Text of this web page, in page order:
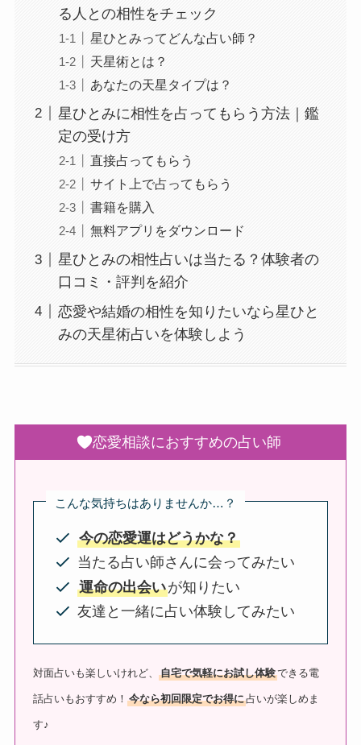
る人との相性をチェック
星ひとみってどんな占い師？
天星術とは？
あなたの天星タイプは？
星ひとみに相性を占ってもらう方法｜鑑
定の受け方
直接占ってもらう
サイト上で占ってもらう
書籍を購入
無料アプリをダウンロード
星ひとみの相性占いは当たる？体験者の
口コミ・評判を紹介
恋愛や結婚の相性を知りたいなら星ひと
みの天星術占いを体験しよう
恋愛相談におすすめの占い師
こんな気持ちはありませんか…？
今の恋愛運はどうかな？
当たる占い師さんに会ってみたい
運命の出会いが知りたい
友達と一緒に占い体験してみたい
対面占いも楽しいけれど、自宅で気軽にお試し体験できる電
話占いもおすすめ！今なら初回限定でお得に占いが楽しめま
す♪